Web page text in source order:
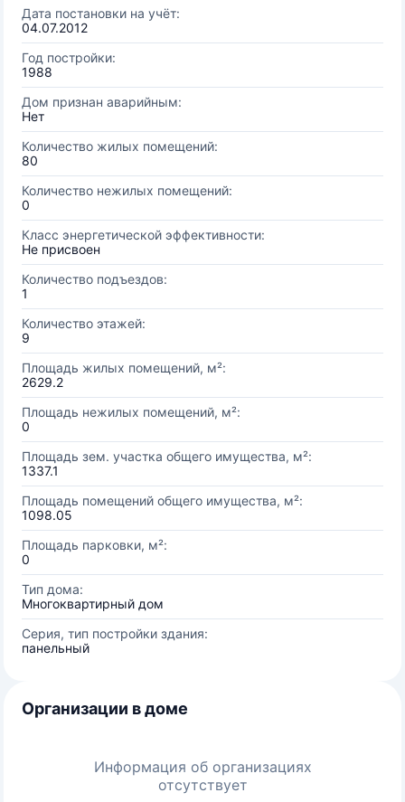
Дата постановки на учёт:
04.07.2012
Год постройки:
1988
Дом признан аварийным:
Нет
Количество жилых помещений:
80
Количество нежилых помещений:
0
Класс энергетической эффективности:
Не присвоен
Количество подъездов:
1
Количество этажей:
9
Площадь жилых помещений, м²:
2629.2
Площадь нежилых помещений, м²:
0
Площадь зем. участка общего имущества, м²:
1337.1
Площадь помещений общего имущества, м²:
1098.05
Площадь парковки, м²:
0
Тип дома:
Многоквартирный дом
Серия, тип постройки здания:
панельный
Организации в доме
Информация об организациях
отсутствует